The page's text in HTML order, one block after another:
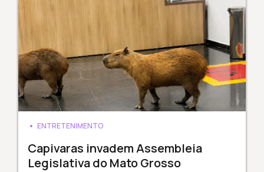
ENTRETENIMENTO
Capivaras invadem Assembleia
Legislativa do Mato Grosso